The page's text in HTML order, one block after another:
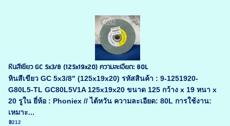
หินสีเขียว GC 5x3/8 (125x19x20) ความละเอียด: 80L
หินสีเขียว GC 5x3/8" (125x19x20) รหัสสินค้า : 9-1251920-
G80L5-TL GC80L5V1A 125x19x20 ขนาด 125 กว้าง x 19 หนา x
20 รูใน ยี่ห้อ : Phoniex // ไต้หวัน ความละเอียด: 80L การใช้งาน:
เหมาะ...
฿212